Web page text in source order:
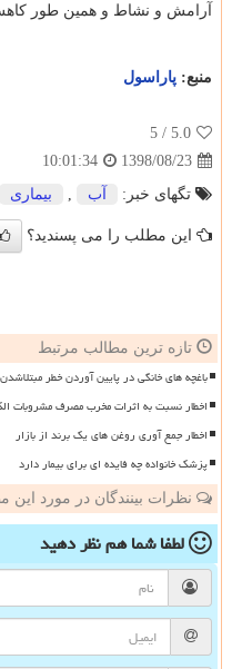
آرامش و نشاط و همین طور كاهش
منبع: پاراسول
5.0
/ 5
1398/08/23
10:01:34
تگهای خبر:
آب , بیماری
این مطلب را می پسندید؟
تازه ترین مطالب مرتبط
باغچه های خانگی در پایین آوردن خطر
اخطار نسبت به اثرات مخرب مصرف مشروبات
اخطار جمع آوری روغن های یک برند از بازار
پزشک خانواده چه فایده ای برای بیمار دارد
نظرات بینندگان در مورد این
لطفا شما همنظر دهید